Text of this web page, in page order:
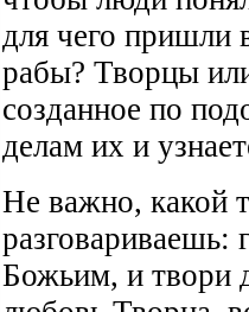
для чего пришли
рабы? Творцы
созданное по
делам их и
Не важно, какой
разговариваешь:
Божьим, и твори